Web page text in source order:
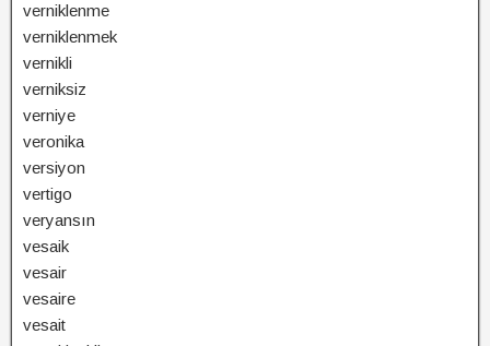
verniklenme
verniklenmek
vernikli
verniksiz
verniye
veronika
versiyon
vertigo
veryansın
vesaik
vesair
vesaire
vesait